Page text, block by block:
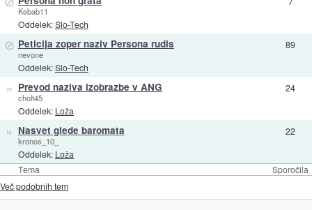
Tema Sporočila
Kebab11
Oddelek:Slo-Tech
⊘ Peticija zoper naziv Persona rudis
nevone
Oddelek:Slo-Tech
89
» Prevod naziva izobrazbe v ANG
cholt45
Oddelek: Loža
24
» Nasvet glede baromata
kronos_10_
Oddelek: Loža
22
Več podobnih tem